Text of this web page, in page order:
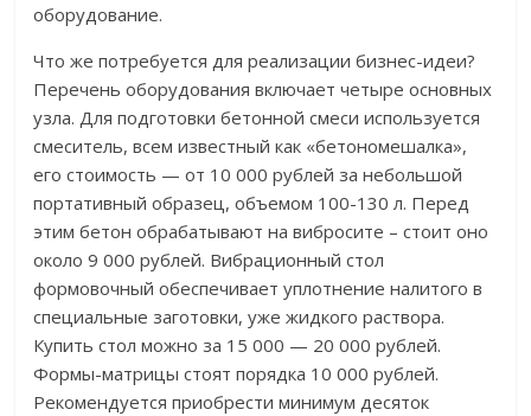
оборудование.
Что же потребуется для реализации бизнес-идеи?
Перечень оборудования включает четыре основных
узла. Для подготовки бетонной смеси используется
смеситель, всем известный как «бетономешалка»,
его стоимость — от 10 000 рублей за небольшой
портативный образец, объемом 100-130 л. Перед
этим бетон обрабатывают на вибросите – стоит оно
около 9 000 рублей. Вибрационный стол
формовочный обеспечивает уплотнение налитого в
специальные заготовки, уже жидкого раствора.
Купить стол можно за 15 000 — 20 000 рублей.
Формы-матрицы стоят порядка 10 000 рублей.
Рекомендуется приобрести минимум десяток